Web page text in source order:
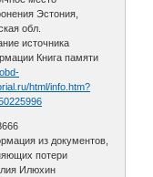
Эстония,
обл.
источника
Книга памяти
html/info.htm?
из документов,
потери
Илюхин